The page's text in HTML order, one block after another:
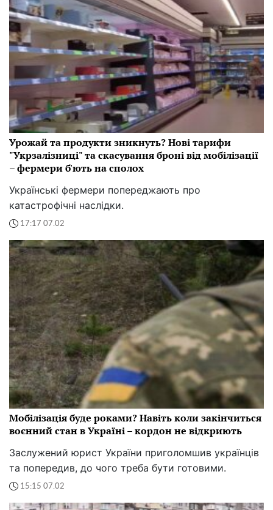
Урожай та продукти зникнуть? Нові тарифи
"Укрзалізниці" та скасування броні від мобілізації
– фермери б'ють на сполох
Українські фермери попереджають про
катастрофічні наслідки.
17:17 07.02
Мобілізація буде роками? Навіть коли закінчиться
воєнний стан в Україні – кордон не відкриють
Заслужений юрист України приголомшив українців
та попередив, до чого треба бути готовими.
15:15 07.02